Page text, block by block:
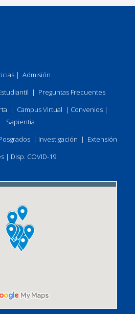
| Admisión
| Preguntas Frecuentes
| Campus Virtual | Convenios|
Sapientia
| Investigación | Extensión
| Disp. COVID-19